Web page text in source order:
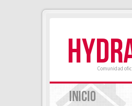
Comunidad
INICIO